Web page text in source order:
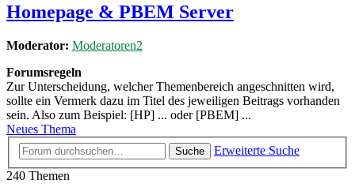
Homepage & PBEM Server
Moderator: Moderatoren2
Forumsregeln
Zur Unterscheidung, welcher Themenbereich angeschnitten wird,
sollte ein Vermerk dazu im Titel des jeweiligen Beitrags vorhanden
sein. Also zum Beispiel: [HP] ... oder [PBEM] ...
Neues Thema
Suche
Erweiterte Suche
240 Themen